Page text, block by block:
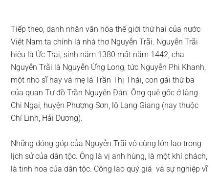
Tiếp theo, danh nhân văn hóa thế giới thứ hai của nước
Việt Nam ta chính là nhà thơ Nguyễn Trãi. Nguyễn Trãi
hiệu là Ức Trai, sinh năm 1380 mất năm 1442, cha
Nguyễn Trãi là Nguyễn Ứng Long, tức Nguyễn Phi Khanh,
một nho sĩ hay và mẹ là Trần Thị Thái, con gái thứ ba
của quan Tư đồ Trần Nguyên Đán. Ông quê gốc ở làng
Chi Ngại, huyện Phượng Sơn, lộ Lạng Giang (nay thuộc
Chí Linh, Hải Dương).
Những đóng góp của Nguyễn Trãi vô cùng lớn lao trong
lịch sử của dân tộc. Ông là vị anh hùng, là một khí phách,
là tinh hoa của dân tộc. Công lao quý giá và sự nghiệp vĩ